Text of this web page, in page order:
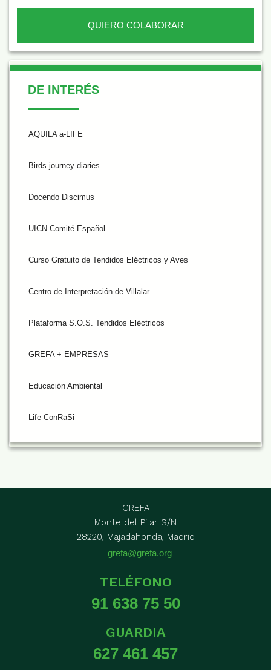
QUIERO COLABORAR
De Interés
DE INTERÉS
AQUILA a-LIFE
Birds journey diaries
Docendo Discimus
UICN Comité Español
Curso Gratuito de Tendidos Eléctricos y Aves
Centro de Interpretación de Villalar
Plataforma S.O.S. Tendidos Eléctricos
GREFA + EMPRESAS
Educación Ambiental
Life ConRaSi
GREFA
Monte del Pilar S/N
28220, Majadahonda, Madrid
grefa@grefa.org
TELÉFONO
91 638 75 50
GUARDIA
627 461 457